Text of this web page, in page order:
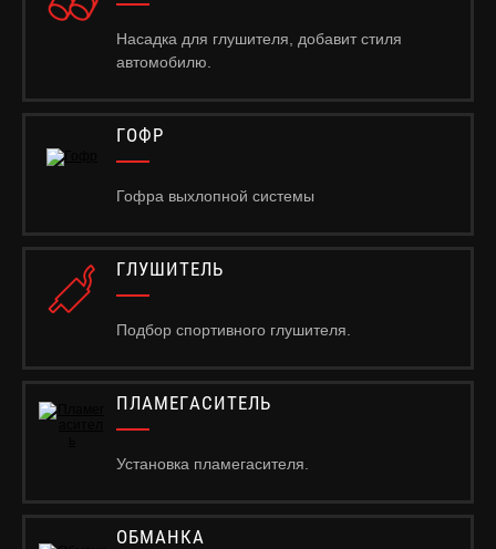
Насадка для глушителя, добавит стиля
автомобилю.
ГОФР
Гофра выхлопной системы
ГЛУШИТЕЛЬ
Подбор спортивного глушителя.
ПЛАМЕГАСИТЕЛЬ
Установка пламегасителя.
ОБМАНКА